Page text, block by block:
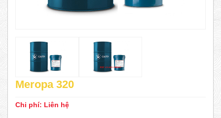
Meropa 320
Chi phí: Liên hệ